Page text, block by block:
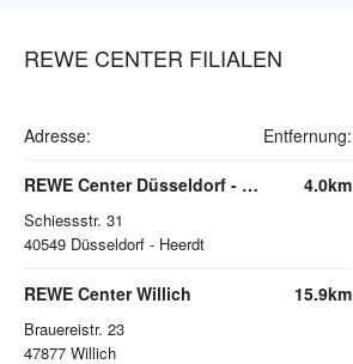
REWE CENTER FILIALEN
Adresse: Entfernung:
REWE Center Düsseldorf - Heerdt
Schiessstr. 31
40549 Düsseldorf - Heerdt
4.0km
REWE Center Willich
Brauereistr. 23
47877 Willich
15.9km